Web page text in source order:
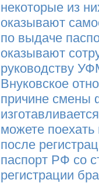
некоторые из
оказывают
по выдаче
оказывают
руководству
Внуковское
причине смены
можете поехать
после
паспорт РФ со
регистрации